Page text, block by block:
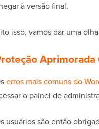
à versão final.
isso, vamos dar uma
erros mais comuns do
o painel de
usuários são então